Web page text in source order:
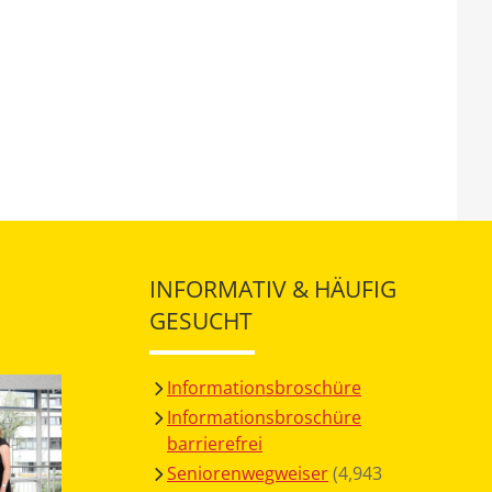
INFORMATIV & HÄUFIG
GESUCHT
Informationsbroschüre
Informationsbroschüre
barrierefrei
Seniorenwegweiser(4,943